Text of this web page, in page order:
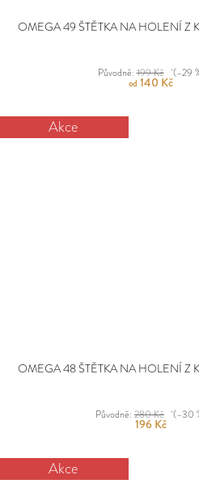
OMEGA 49 ŠTĚTKA NA HOLENÍ Z
Původně:199 Kč (–29
od 140 Kč
Akce
OMEGA 48 ŠTĚTKA NA HOLENÍ Z
Původně: 280 Kč (–30
196 Kč
Akce